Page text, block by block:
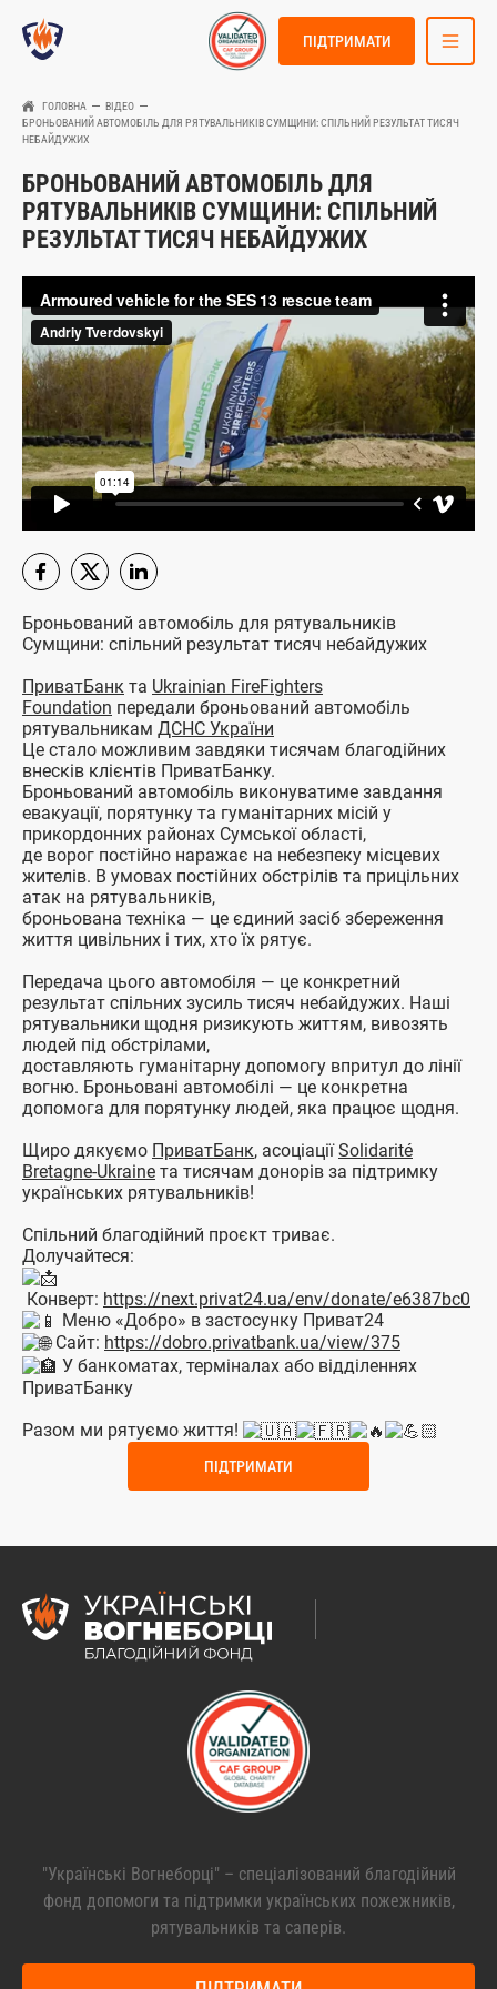
ПІДТРИМАТИ
ГОЛОВНА
ВІДЕО
БРОНЬОВАНИЙ АВТОМОБІЛЬ ДЛЯ РЯТУВАЛЬНИКІВ СУМЩИНИ: СПІЛЬНИЙ РЕЗУЛЬТАТ ТИСЯЧ
НЕБАЙДУЖИХ
БРОНЬОВАНИЙ АВТОМОБІЛЬ ДЛЯ
РЯТУВАЛЬНИКІВ СУМЩИНИ: СПІЛЬНИЙ
РЕЗУЛЬТАТ ТИСЯЧ НЕБАЙДУЖИХ
Броньований автомобіль для рятувальників
Сумщини: спільний результат тисяч небайдужих
ПриватБанк та Ukrainian FireFighters
Foundation передали броньований автомобіль
рятувальникам ДСНС України
Це стало можливим завдяки тисячам благодійних
внесків клієнтів ПриватБанку.
Броньований автомобіль виконуватиме завдання
евакуації, порятунку та гуманітарних місій у
прикордонних районах Сумської області,
де ворог постійно наражає на небезпеку місцевих
жителів. В умовах постійних обстрілів та прицільних
атак на рятувальників,
броньована техніка — це єдиний засіб збереження
життя цивільних і тих, хто їх рятує.
Передача цього автомобіля — це конкретний
результат спільних зусиль тисяч небайдужих. Наші
рятувальники щодня ризикують життям, вивозять
людей під обстрілами,
доставляють гуманітарну допомогу впритул до лінії
вогню. Броньовані автомобілі — це конкретна
допомога для порятунку людей, яка працює щодня.
Щиро дякуємо ПриватБанк, асоціаціїSolidarité
Bretagne-Ukraine та тисячам донорів за підтримку
українських рятувальників!
Спільний благодійний проєкт триває.
Долучайтеся:
Конверт: https://next.privat24.ua/env/donate/e6387bc0
Меню «Добро» в застосунку Приват24
Сайт: https://dobro.privatbank.ua/view/375
У банкоматах, терміналах або відділеннях
ПриватБанку
Разом ми рятуємо життя!
ПІДТРИМАТИ
"Українські Вогнеборці" – спеціалізований благодійний
фонд допомоги та підтримки українських пожежників,
рятувальників та саперів.